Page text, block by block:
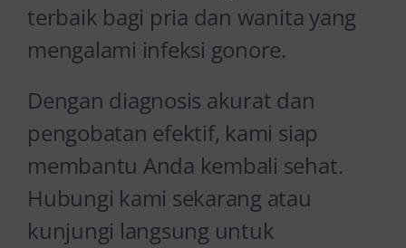
terbaik bagi pria dan wanita yang
mengalami infeksi gonore.
Dengan diagnosis akurat dan
pengobatan efektif, kami siap
membantu Anda kembali sehat.
Hubungi kami sekarang atau
kunjungi langsung untuk